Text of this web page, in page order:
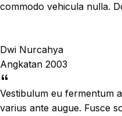
commodo vehicula nulla.
Dwi Nurcahya
Angkatan 2003
Vestibulum eu fermentum
varius ante augue. Fusce